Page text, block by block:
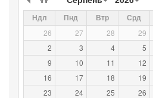
Ндл Пнд Втр Срд
26 27 28 29
2
3 4 5
9
10 11 12
16
17 18 19
23
24 25 26